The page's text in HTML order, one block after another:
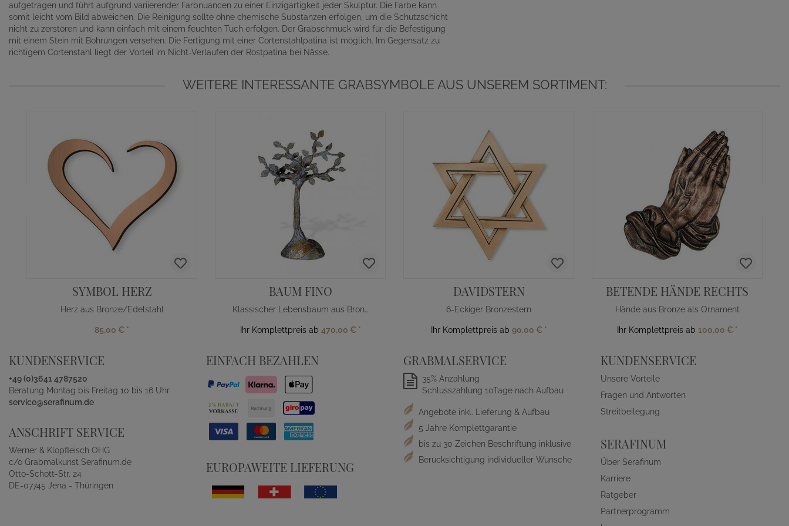
aufgetragen und führt aufgrund variierender Farbnuancen zu einer Einzigartigkeit jeder Skulptur. Die Farbe kann
somit leicht vom Bild abweichen. Die Reinigung sollte ohne chemische Substanzen erfolgen, um die Schutzschicht
nicht zu zerstören und kann einfach mit einem feuchten Tuch erfolgen. Der Grabschmuck wird für die Befestigung
mit einem Stein mit Bohrungen versehen. Die Fertigung mit einer Cortenstahlpatina ist möglich. Im Gegensatz zu
richtigem Cortenstahl liegt der Vorteil im Nicht-Verlaufen der Rostpatina bei Nässe.
WEITERE INTERESSANTE GRABSYMBOLE AUS UNSEREM SORTIMENT:
SYMBOL HERZ
Herz aus Bronze/Edelstahl
85,00 € *
BAUM FINO
Klassischer Lebensbaum aus Bronze
Ihr Komplettpreis ab 470,00 € *
DAVIDSTERN
6-Eckiger Bronzestern
Ihr Komplettpreis ab 90,00 € *
BETENDE HÄNDE RECHTS
Hände aus Bronze als Ornament
Ihr Komplettpreis ab 100,00 € *
KUNDENSERVICE
+49 (0)3641 4787520
Beratung Montag bis Freitag 10 bis 16 Uhr
service@serafinum.de
ANSCHRIFT SERVICE
Werner & Klopfleisch OHG
c/o Grabmalkunst Serafinum.de
Otto-Schott-Str. 24
DE-07745 Jena - Thüringen
EINFACH BEZAHLEN
EUROPAWEITE LIEFERUNG
GRABMALSERVICE
35% Anzahlung
Schlusszahlung 10Tage nach Aufbau
Angebote inkl. Lieferung & Aufbau
5 Jahre Komplettgarantie
bis zu 30 Zeichen Beschriftung inklusive
Berücksichtigung individueller Wünsche
KUNDENSERVICE
Unsere Vorteile
Fragen und Antworten
Streitbeilegung
SERAFINUM
Über Serafinum
Karriere
Ratgeber
Partnerprogramm